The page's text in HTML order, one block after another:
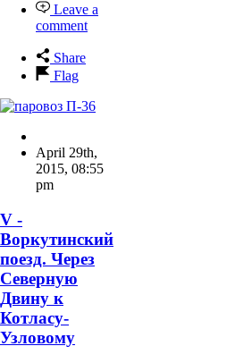
Leave a
comment
Share
Flag
April 29th,
2015, 08:55
pm
V -
Воркутинский
поезд. Через
Северную
Двину к
Котласу-
Узловому